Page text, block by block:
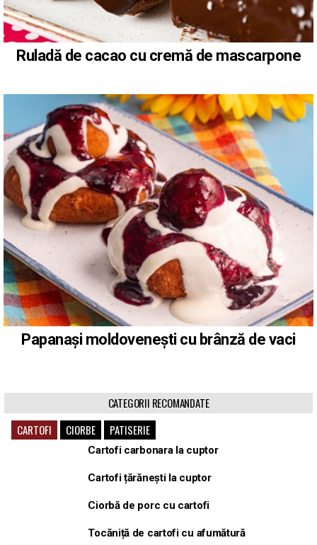
Ruladă de cacao cu cremă de mascarpone
Papanași moldovenești cu brânză de vaci
CATEGORII RECOMANDATE
CARTOFI
CIORBE PATISERIE
Cartofi carbonara la cuptor
Cartofi țărănești la cuptor
Ciorbă de porc cu cartofi
Tocăniță de cartofi cu afumătură